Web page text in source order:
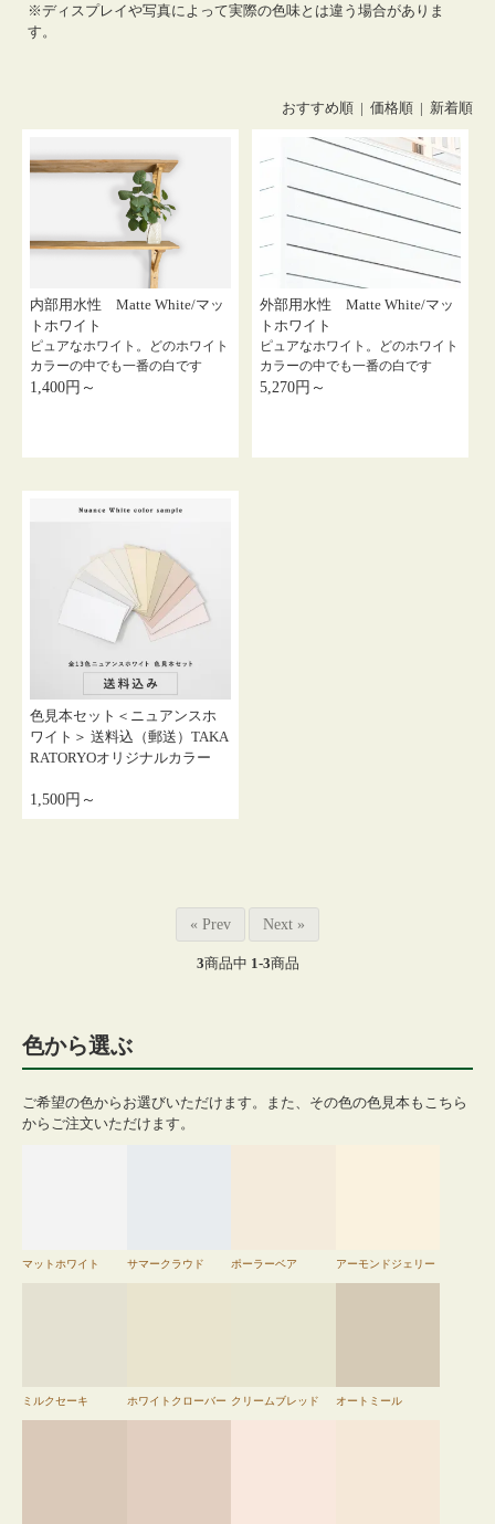
※ディスプレイや写真によって実際の色味とは違う場合がありま
す。
おすすめ順 | 価格順 | 新着順
内部用水性 Matte White/マッ
トホワイト
ピュアなホワイト。どのホワイト
カラーの中でも一番の白です
1,400円～
外部用水性 Matte White/マッ
トホワイト
ピュアなホワイト。どのホワイト
カラーの中でも一番の白です
5,270円～
色見本セット＜ニュアンスホ
ワイト＞ 送料込（郵送）TAKA
RATORYOオリジナルカラー
1,500円～
« Prev Next »
3商品中 1-3商品
色から選ぶ
ご希望の色からお選びいただけます。また、その色の色見本もこちら
からご注文いただけます。
マットホワイト サマークラウド ポーラーベア アーモンドジェリー
ミルクセーキ ホワイトクローバー クリームブレッド オートミール